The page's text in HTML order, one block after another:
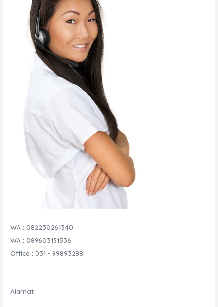
Laboratorium
Rumah
WA : 082230261340
WA : 089603131536
Office : 031 - 99893288
Alamat :